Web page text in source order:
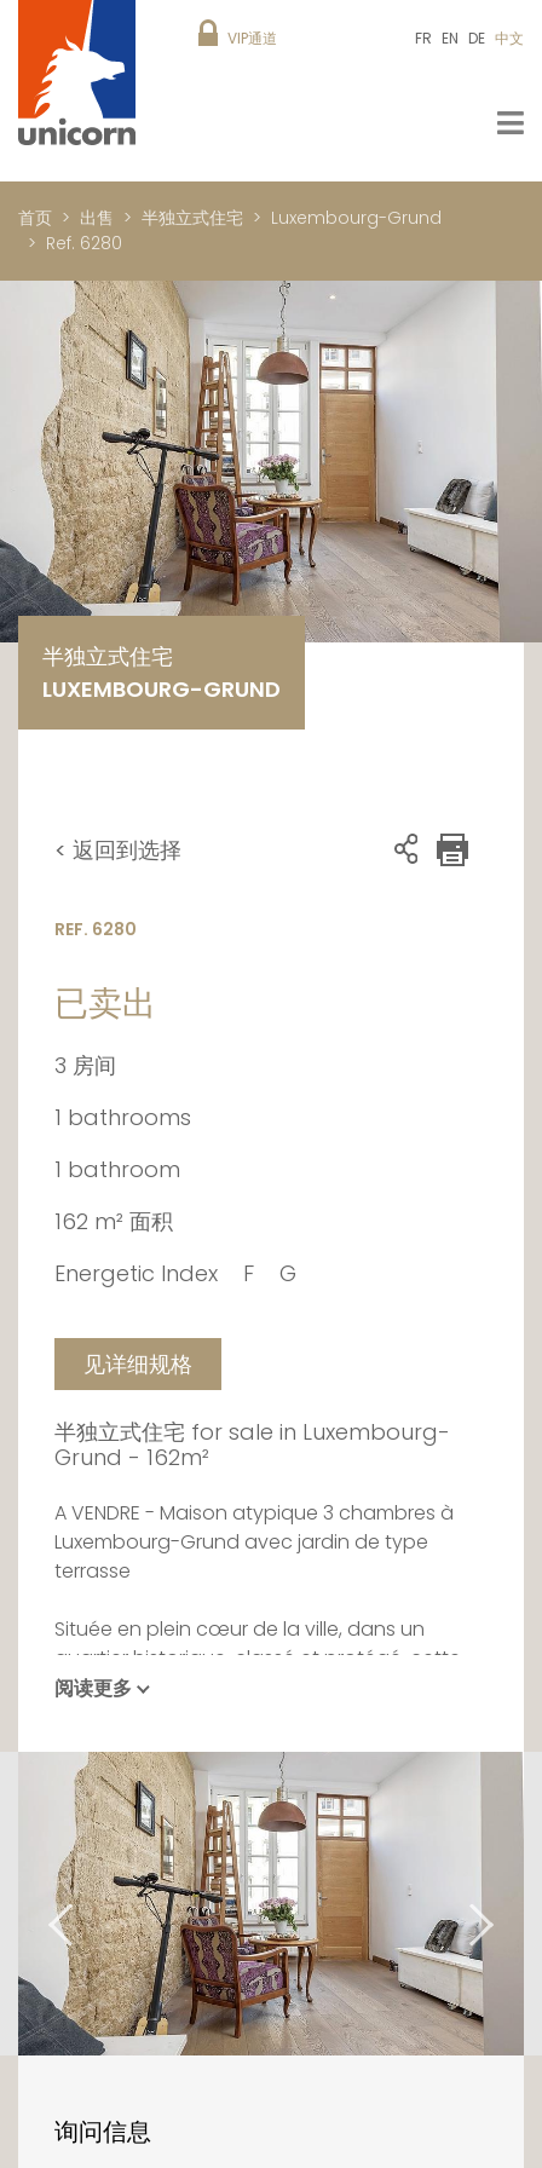
VIP通道 FR EN DE 中文
首页 出售 半独立式住宅
Luxembourg-Grund
Ref. 6280
半独立式住宅
LUXEMBOURG-GRUND
< 返回到选择
REF. 6280
已卖出
3 房间
1 bathrooms
1 bathroom
162 m² 面积
Energetic Index
F G
见详细规格
半独立式住宅 for sale in Luxembourg-
Grund - 162m²
A VENDRE - Maison atypique 3 chambres à
Luxembourg-Grund avec jardin de type
terrasse
Située en plein cœur de la ville, dans un
quartier historique, classé et protégé, cette
splendide maison 'coup de cœur'
part ses rénovations modernes et sa
situation en plein cœur du Grund plein de
charme.
Au rez-de-chaussée, vous trouverez un hall,
une pièce à vivre de 31m2, un WC séparé, une
salle de bains avec placards intégrés sur
mesure.
Un très bel escalier en bois permet d'accéder
aux étages supérieurs comme suit :
avec cuisine équipée moderne (Morosini de
2016) donnant sur une belle terrasse arrière
阅读更多
询问信息